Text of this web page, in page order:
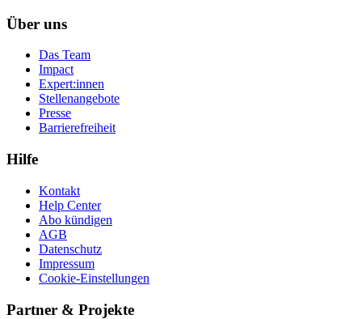
Über uns
Das Team
Impact
Expert:innen
Stellenangebote
Presse
Barrierefreiheit
Hilfe
Kontakt
Help Center
Abo kündigen
AGB
Datenschutz
Impressum
Cookie-Einstellungen
Partner & Projekte